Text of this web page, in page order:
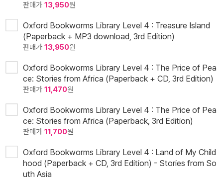
판매가 13,950원
Oxford Bookworms Library Level 4 : Treasure Island
(Paperback + MP3 download, 3rd Edition)
판매가 13,950원
Oxford Bookworms Library Level 4 : The Price of Pea
ce: Stories from Africa (Paperback + CD, 3rd Edition)
판매가 11,470원
Oxford Bookworms Library Level 4 : The Price of Pea
ce: Stories from Africa (Paperback, 3rd Edition)
판매가 11,700원
Oxford Bookworms Library Level 4 : Land of My Child
hood (Paperback + CD, 3rd Edition) - Stories from So
uth Asia